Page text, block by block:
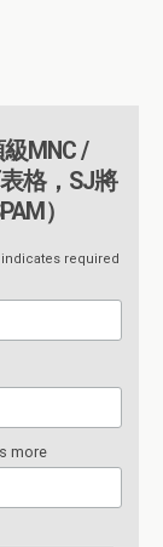
MNC /
格，SJ將
）
indicates required
more